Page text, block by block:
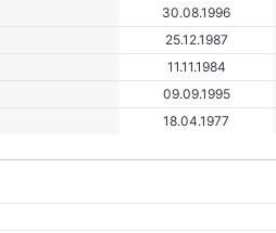
30.08.1996
25.12.1987
11.11.1984
09.09.1995
18.04.1977